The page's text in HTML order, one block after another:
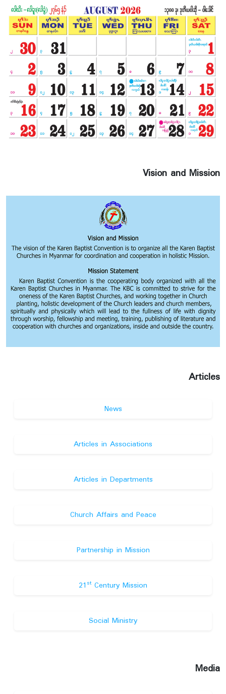
သရၣ်ဒိၣ်ရှ့သးန့ၣ်လီၤ. ဂီၤ(၁ဝး၃ဝ)နၣ်ရံၣ် အိၣ်ဒီးပိ၁်
မုၣ်ကရၢ တၢ်ဘါန့ၣ်လီၤ. တၢ်ဘါကတီၢ်ၦၤပၢၤလီၢ်ဆ့ၣ်
နီၤ သရၣ်မုၣ်စၢ်ဘျုးႇ တၢ်ကစီၣ် သရၣ်မုၣ်တၢ်မျၢ်ဖီႇ
တၢ်ထုကဖၣ်လၢ သရၣ်မုၣ်ဖီလၢၢ်ဝါ ဒီးဆိၣ်ဂ့ၤပျၢ်တၢ်
လၢ သရၣ်မုၣ်ဒိၣ်ဖီစ့ဝါန့ၣ်လီၤ. တၢ်ဘါကတီၢ်အိၣ်ဒီး
တၢ်ဟ့ၣ်လီၤခိၣ်ဖးလၢ သးစၢ် တၢ်ပြၢသ့ၣ်တဖၣ်န့ၣ်လီၤ.
ဟါ (၂း၃ဝ)နၣ်ရံၣ်အိၣ်ဒီး ဝဲၤကျိၤလၢသးစၢ်တၢ်မၤ ဂီၢ်
တၢ်ဘါန့ၣ်လီၤ. ၦၤပၢၤလီၢ်ဆ့ၣ်နီၤ-သရၣ်ဒိၣ်န့ၢ်စ့ႇ တၢ်
ကစီၣ်-သရၣ်ဂ့ၤထူႇ တၢ်ထုကဖၣ်လၢ သရၣ်ဒိၣ်အဲၣ်ထူ
အူႇ ဆိၣ်ဂ့ၤပျၢ်တၢ်လၢ သရၣ်ဒိၣ်ဆၢဆၢ န့ၣ်လီၤ.
ဘ့ၤဒးႇ ၦၤဟ့ၣ်တၢ်ကစီၣ်-သရၣ်ဒိၣ်ယွၤဒုးမူ(ခဝ့ၡၢၣ်
ပျၢ်တၢ်လၢ သရၣ်ဒိၣ်လၢၢ်မူ န့ၣ်လီၤ. တၢ်ဘါကတီၢ်အိၣ်
စ့ၢ်ကီးဒီး တၢ်မၤလၤကပီၤတၢ်မၢဖိ မၤတၢ်ၦဲၤထိၣ် (၁ဝ)
နံၣ်တဖၣ်န့ၣ်လီၤ. ဟါ (၂းဝဝ)နၣ်ရံၣ် အိၣ်ဒီးတၢ်မၤလၤ
ကပီၤကဝီၤႇ တၢ်အိၣ်ဖှိၣ်ႇ ၦၤတဂၤဘၣ်တဂၤန့ၣ်လီၤ.ၦၤ
ပၢၤလီၢ်ဆ့ၣ်နီၤ-သရၣ်ဒိၣ် လ့မီႇ တၢ်ထုကဖၣ်-သရၣ်
ဒိၣ်ယွၤဒုးမူ(ခဝ့ၡၢၣ်နဲၣ်ရွဲၣ်)ႇ ဆိၣ်ဂ့ၤပျၢ်တၢ်-သရၣ်ဒိၣ်
ဝဲလ်ဒၢၣ် န့ၣ်လီၤ.
၂၃.၃.၂ဝ၂၅ႇ ဂီၤ(၇းဝဝ)နၣ်ရံၣ် တၢ်ဘါကတီၢ် ၦၤပၢၤ
လီၢ်ဆ့ၣ်နီၤ-သရၣ်ဒိၣ်အဲၣ်ဝါခၠံး(ကီၢ်ခိၣ်စၢၤ)ႇ တၢ်က
စီၣ်- သရၣ်ဒိၣ်ဒီးကထၢၣ်အီနၢၣ်ညိၣ်ႇ တၢ်ထုကဖၣ်-သ
ရၣ်ဒိၣ်ဒဲန့ၣ်ႇ တၢ်ဆိၣ်ဂ့ၤပျၢ်တၢ်-သရၣ်ဒိၣ်ဒီးကထၢၣ်လ့
ကၢၣ်ယၣ် န့ၣ်လီၤ. ဂီၤ(၁ဝး၃ဝ)နၣ်ရံၣ်ႇ (၁၇၅)နံၣ်ႇ
ပၢၤလီၢ်ဆ့ၣ်နီၤမ့ၢ် သရၣ်ဒိၣ်သ့ၣ်ထူႇ တၢ်ကစီၣ်-သရၣ်
လၢ သရၣ်ဒိၣ်ဒီးကထၢၣ်အၢဘၢၣ်ဖီဝ့ၣ် န့ၣ်လီၤ.
ထံခဝ့ၡၢၣ် ဒီး ကီၢ်အိၣ်ဘူးအိၣ်တံၢ်သ့ၣ်တဖၣ်အိၣ်ဝဲန့ၣ်
အီၤလၢ ကရးကၠံကဝီၤ န့ၣ်လီၤ. ယွၤမၤတၢ်အဒိၣ်တဖၣ်
Vision and Mission
Articles
News
Articles in Associations
Articles in Departments
Church Affairs and Peace
Partnership in Mission
21 stCentury Mission
Social Ministry
Media